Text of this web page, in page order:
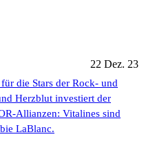
22 Dez. 23
die Stars der Rock- und
Herzblut investiert der
Allianzen: Vitalines sind
LaBlanc.